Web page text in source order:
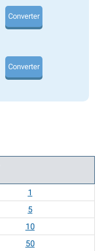
Converter
Converter
1
5
10
50